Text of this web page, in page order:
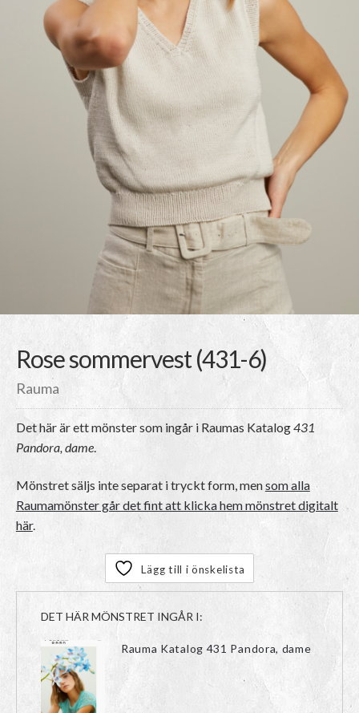
Rose sommervest (431-6)
Rauma
Det här är ett mönster som ingår i Raumas Katalog431
Pandora, dame.
Mönstret säljs inte separat i tryckt form, mensom alla
Raumamönster går det fint att klicka hem mönstret digitalt
här.
Lägg till i önskelista
DET HÄR MÖNSTRET INGÅR I:
Rauma Katalog 431 Pandora, dame